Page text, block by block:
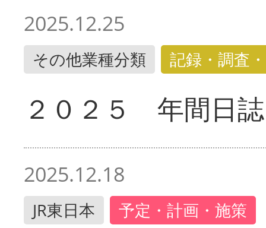
2025.12.25
その他業種分類 記録・調査
２０２５ 年間日誌
2025.12.18
JR東日本 予定・計画・施策